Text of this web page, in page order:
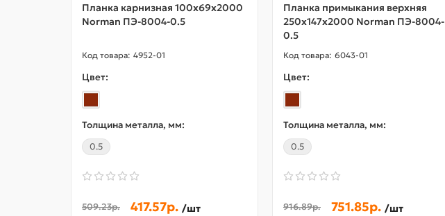
Планка карнизная 100х69х2000
Norman ПЭ-8004-0.5
4952-01
Цвет:
Толщина металла, мм:
0.5
509.23р. 417.57р. /шт
Планка примыкания верхняя
250х147х2000 Norman ПЭ-8004-
0.5
6043-01
Цвет:
Толщина металла, мм:
0.5
916.89р. 751.85р. /шт